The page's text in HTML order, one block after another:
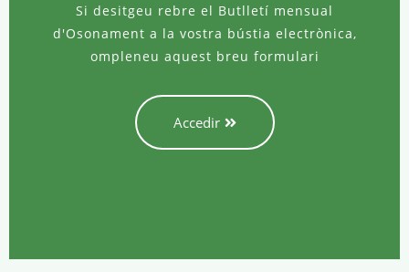
Si desitgeu rebre el Butlletí mensual
d'Osonament a la vostra bústia electrònica,
ompleneu aquest breu formulari
Accedir